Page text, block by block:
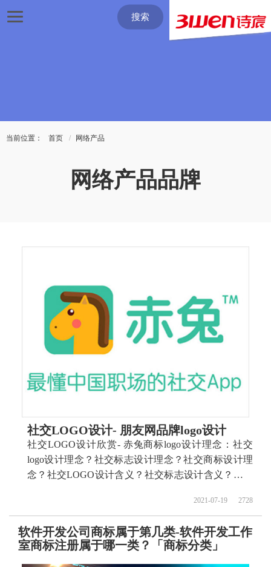
搜索
当前位置： 首页 网络产品
网络产品品牌
社交LOGO设计- 朋友网品牌logo设计
社交LOGO设计欣赏- 赤兔商标logo设计理念：社交
logo设计理念？社交标志设计理念？社交商标设计理
念？社交LOGO设计含义？社交标志设计含义？社交
志？如何设计社交logo？如何设计社交品牌？
2021-07-19 2728
软件开发公司商标属于第几类-软件开发工作
室商标注册属于哪一类？「商标分类」